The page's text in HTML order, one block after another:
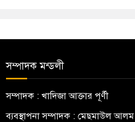
সম্পাদক মন্ডলী
সম্পাদক : খাদিজা আক্তার পূর্ণী
ব্যবস্থাপনা সম্পাদক : মেছমাউল